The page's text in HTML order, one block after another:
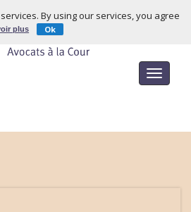
Toggle
By using our services, you agree
plus Ok